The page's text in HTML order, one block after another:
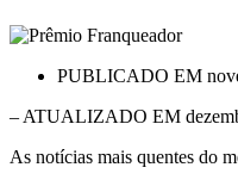
PUBLICADO EM
– ATUALIZADO EM
As notícias mais quentes do